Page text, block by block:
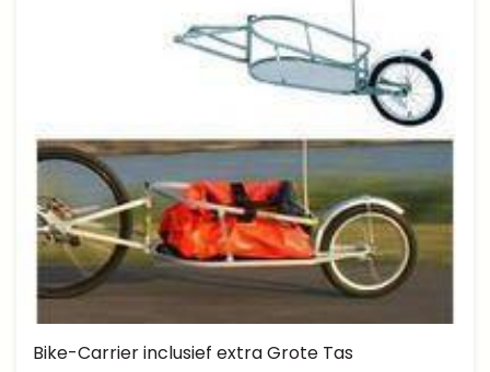
Bike-Carrier inclusief extra Grote Tas